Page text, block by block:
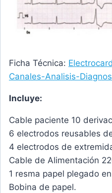
Ficha Técnica:
Canales-Analisis-
Incluye:
Cable paciente 10
6 electrodos reusables
4 electrodos de
Cable de Alimentación
1 resma papel plegado
Bobina de papel.